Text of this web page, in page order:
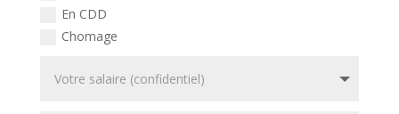
En CDD
Chomage